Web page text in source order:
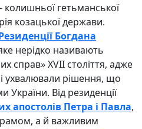
колишньої гетьманської
козацької держави.
Богдана
нерідко називають
справ» XVII століття, адже
ухвалювали рішення, що
Від резиденції
апостолів Петра і Павла,
а й важливим